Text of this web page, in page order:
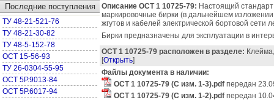
Последние поступления
ТУ 48-21-521-76
ТУ 48-21-30-82
ТУ 48-5-152-78
ОСТ 15-56-93
ТУ 26-0304-55-95
ОСТ 5Р.9013-84
ОСТ 5Р.6017-94
Описание ОСТ 1 10725-79: Настоящий
маркировочные бирки (в дальнейшем
жгутов и кабелей электрической бортовой сети
Бирки предназначены для эксплуатации в
ОСТ 1 10725-79 расположен в разделе:
[Открыть]
Файлы документа в наличии:
ОСТ 1 10725-79 (С изм. 1-3).pdf передан
ОСТ 1 10725-79 (С изм. 1-2).pdf передан